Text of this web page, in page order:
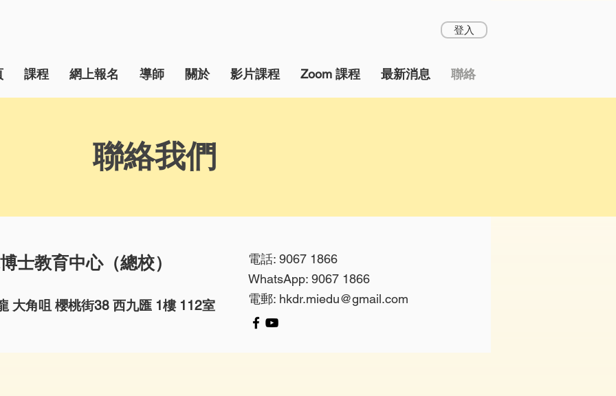
登入
課程 網上報名 導師 關於 影片課程 Zoom 課程 最新消息 聯絡
聯絡我們
士教育中心（總校）
大角咀 櫻桃街38 西九匯 1樓 112室
電話: 9067 1866
WhatsApp: 9067 1866
電郵: hkdr.miedu@gmail.com